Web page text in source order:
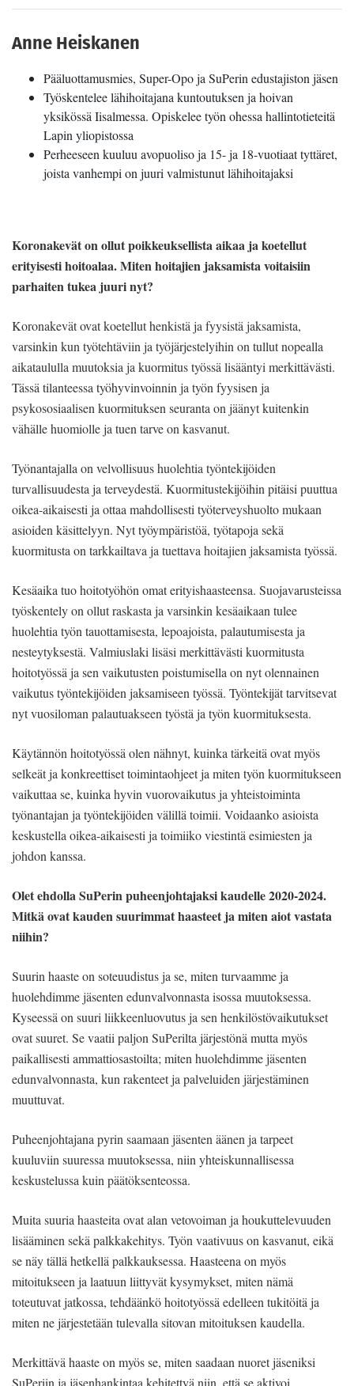
Anne Heiskanen
Pääluottamusmies, Super-Opo ja SuPerin edustajiston jäsen
Työskentelee lähihoitajana kuntoutuksen ja hoivan
yksikössä Iisalmessa. Opiskelee työn ohessa hallintotieteitä
Lapin yliopistossa
Perheeseen kuuluu avopuoliso ja 15- ja 18-vuotiaat tyttäret,
joista vanhempi on juuri valmistunut lähihoitajaksi
Koronakevät on ollut poikkeuksellista aikaa ja koetellut
erityisesti hoitoalaa. Miten hoitajien jaksamista voitaisiin
parhaiten tukea juuri nyt?
Koronakevät ovat koetellut henkistä ja fyysistä jaksamista,
varsinkin kun työtehtäviin ja työjärjestelyihin on tullut nopealla
aikataululla muutoksia ja kuormitus työssä lisääntyi merkittävästi.
Tässä tilanteessa työhyvinvoinnin ja työn fyysisen ja
psykososiaalisen kuormituksen seuranta on jäänyt kuitenkin
vähälle huomiolle ja tuen tarve on kasvanut.
Työnantajalla on velvollisuus huolehtia työntekijöiden
turvallisuudesta ja terveydestä. Kuormitustekijöihin pitäisi puuttua
oikea-aikaisesti ja ottaa mahdollisesti työterveyshuolto mukaan
asioiden käsittelyyn. Nyt työympäristöä, työtapoja sekä
kuormitusta on tarkkailtava ja tuettava hoitajien jaksamista työssä.
Kesäaika tuo hoitotyöhön omat erityishaasteensa. Suojavarusteissa
työskentely on ollut raskasta ja varsinkin kesäaikaan tulee
huolehtia työn tauottamisesta, lepoajoista, palautumisesta ja
nesteytyksestä. Valmiuslaki lisäsi merkittävästi kuormitusta
hoitotyössä ja sen vaikutusten poistumisella on nyt olennainen
vaikutus työntekijöiden jaksamiseen työssä. Työntekijät tarvitsevat
nyt vuosiloman palautuakseen työstä ja työn kuormituksesta.
Käytännön hoitotyössä olen nähnyt, kuinka tärkeitä ovat myös
selkeät ja konkreettiset toimintaohjeet ja miten työn kuormitukseen
vaikuttaa se, kuinka hyvin vuorovaikutus ja yhteistoiminta
työnantajan ja työntekijöiden välillä toimii. Voidaanko asioista
keskustella oikea-aikaisesti ja toimiiko viestintä esimiesten ja
johdon kanssa.
Olet ehdolla SuPerin puheenjohtajaksi kaudelle 2020-2024.
Mitkä ovat kauden suurimmat haasteet ja miten aiot vastata
niihin?
Suurin haaste on soteuudistus ja se, miten turvaamme ja
huolehdimme jäsenten edunvalvonnasta isossa muutoksessa.
Kyseessä on suuri liikkeenluovutus ja sen henkilöstövaikutukset
ovat suuret. Se vaatii paljon SuPerilta järjestönä mutta myös
paikallisesti ammattiosastoilta; miten huolehdimme jäsenten
edunvalvonnasta, kun rakenteet ja palveluiden järjestäminen
muuttuvat.
Puheenjohtajana pyrin saamaan jäsenten äänen ja tarpeet
kuuluviin suuressa muutoksessa, niin yhteiskunnallisessa
keskustelussa kuin päätöksenteossa.
Muita suuria haasteita ovat alan vetovoiman ja houkuttelevuuden
lisääminen sekä palkkakehitys. Työn vaativuus on kasvanut, eikä
se näy tällä hetkellä palkkauksessa. Haasteena on myös
mitoitukseen ja laatuun liittyvät kysymykset, miten nämä
toteutuvat jatkossa, tehdäänkö hoitotyössä edelleen tukitöitä ja
miten ne järjestetään tulevalla sitovan mitoituksen kaudella.
Merkittävä haaste on myös se, miten saadaan nuoret jäseniksi
SuPeriin ja jäsenhankintaa kehitettyä niin, että se aktivoi